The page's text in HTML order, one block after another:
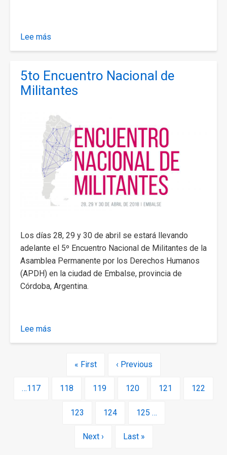
Lee más
4to.
Nacional
e
Internacional
lucha
y
prevención
de
tráfico
y
trata
de
5to Encuentro Nacional de
Militantes
Los días 28, 29 y 30 de abril se estará llevando
adelante el 5º Encuentro Nacional de Militantes de la
Asamblea Permanente por los Derechos Humanos
(APDH) en la ciudad de Embalse, provincia de
Córdoba, Argentina.
Lee más
5to
Nacional
Militantes
Primera
« First
Página
‹ Previous
Page
…117 Page
118 Page
119 Page
120
Página
121 Page
122
Page
123 Page
124 Page
125 …
Siguiente
Next ›
Última
Last »